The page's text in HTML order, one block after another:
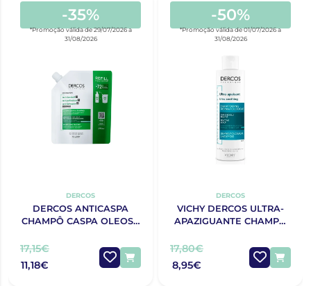
-35%
*Promoção válida de 29/07/2026 a
31/08/2026
DERCOS
DERCOS ANTICASPA
CHAMPÔ CASPA OLEOSA
17,15€
11,18€
-50%
*Promoção válida de 01/07/2026 a
31/08/2026
DERCOS
VICHY DERCOS ULTRA-
APAZIGUANTE CHAMPÔ
SENSÍVEL E REATIVO
CABELOS OLEOSOS
17,80€
8,95€